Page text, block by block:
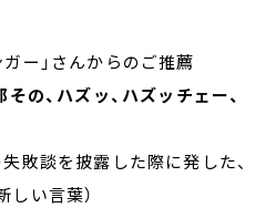
ー」さんからのご推薦
その、ハズッ、ハズッチェー、
敗談を披露した際に発した、
い言葉）